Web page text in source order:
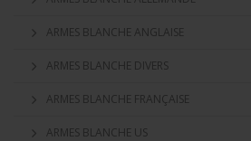
ARMES BLANCHE ANGLAISE
ARMES BLANCHE DIVERS
ARMES BLANCHE FRANÇAISE
ARMES BLANCHE US